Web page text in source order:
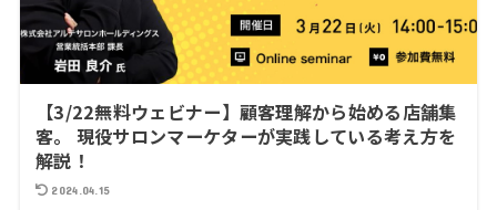
【3/22無料ウェビナー】顧客理解から始める店舗集
客。 現役サロンマーケターが実践している考え方を
解説！
2024.04.15